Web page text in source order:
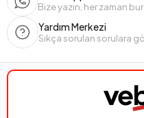
Bize yazın, her zaman
Yardım Merkezi
Sıkça sorulan sorulara